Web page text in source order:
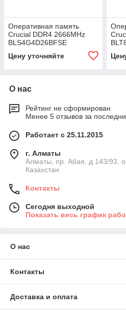
Оперативная память
Crucial DDR4 2666MHz
BLS4G4D26BFSE
Цену уточняйте
О нас
Рейтинг не сформирован
Менее 5 отзывов за
Работает с 25.11.2015
г. Алматы
Алматы, пр. Абая, д 143/93,
Казахстан
Контакты
Сегодня выходной
Показать весь график
О нас
Контакты
Доставка и оплата